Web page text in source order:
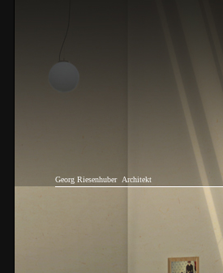
Georg Riesenhuber Architekt